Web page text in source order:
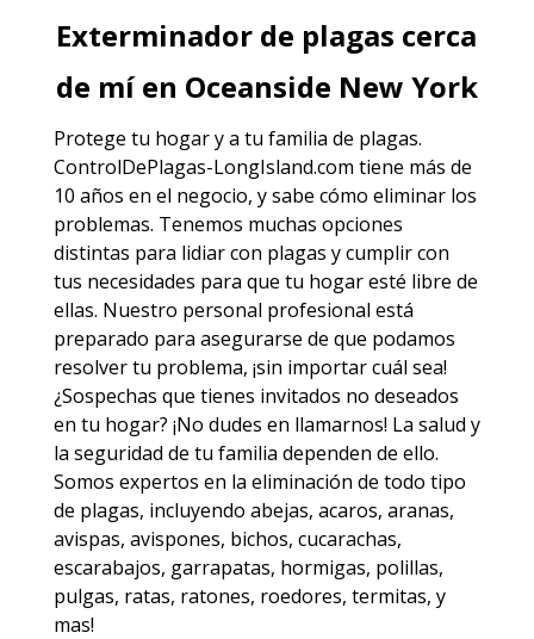
Exterminador de plagas cerca
de mí en Oceanside New York
Protege tu hogar y a tu familia de plagas.
ControlDePlagas-LongIsland.com tiene más de
10 años en el negocio, y sabe cómo eliminar los
problemas. Tenemos muchas opciones
distintas para lidiar con plagas y cumplir con
tus necesidades para que tu hogar esté libre de
ellas. Nuestro personal profesional está
preparado para asegurarse de que podamos
resolver tu problema, ¡sin importar cuál sea!
¿Sospechas que tienes invitados no deseados
en tu hogar? ¡No dudes en llamarnos! La salud y
la seguridad de tu familia dependen de ello.
Somos expertos en la eliminación de todo tipo
de plagas, incluyendo abejas, acaros, aranas,
avispas, avispones, bichos, cucarachas,
escarabajos, garrapatas, hormigas, polillas,
pulgas, ratas, ratones, roedores, termitas, y
mas!